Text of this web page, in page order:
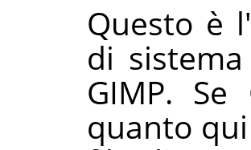
Questo è
di
GIMP.
quanto